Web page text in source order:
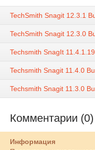
TechSmith Snagit 12.3.1
TechSmith Snagit 12.3.0
Techsmith SnagIt
Techsmith Snagit 11.4.0
Techsmith Snagit 11.3.0
Комментарии (0)
Информация